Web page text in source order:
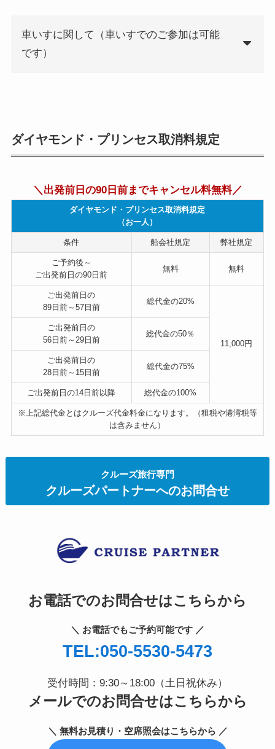
車いすに関して（車いすでのご参加は可能
です）
ダイヤモンド・プリンセス取消料規定
＼出発前日の90日前までキャンセル料無料／
ダイヤモンド・プリンセス取消料規定
（お一人）
条件 船会社規定 弊社規定
ご予約後～
ご出発前日の90日前
無料 無料
ご出発前日の
89日前～57日前
総代金の20%
11,000円
ご出発前日の
56日前～29日前
総代金の50％
ご出発前日の
28日前～15日前
総代金の75%
ご出発前日の14日前以降 総代金の100%
※上記総代金とはクルーズ代金料金になります。（租税や港湾税等
は含みません）
クルーズ旅行専門
クルーズパートナーへのお問合せ
お電話でのお問合せはこちらから
＼ お電話でもご予約可能です ／
TEL:050-5530-5473
受付時間：9:30～18:00（土日祝休み）
メールでのお問合せはこちらから
＼ 無料お見積り・空席照会はこちらから ／